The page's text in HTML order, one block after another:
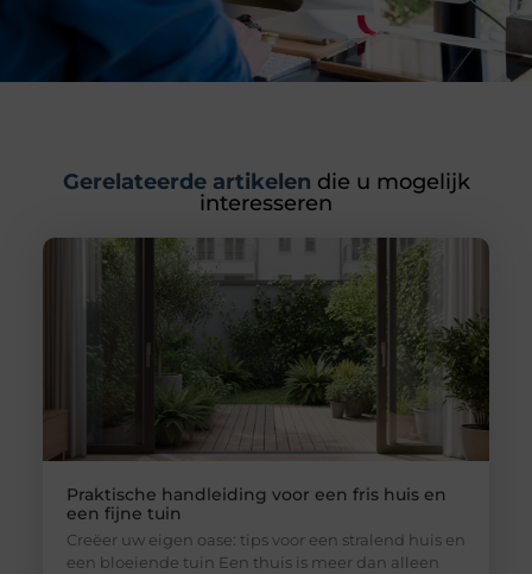
Gerelateerde artikelen die u mogelijk
interesseren
Praktische handleiding voor een fris huis en
een fijne tuin
Creëer uw eigen oase: tips voor een stralend huis en
een bloeiende tuin Een thuis is meer dan alleen